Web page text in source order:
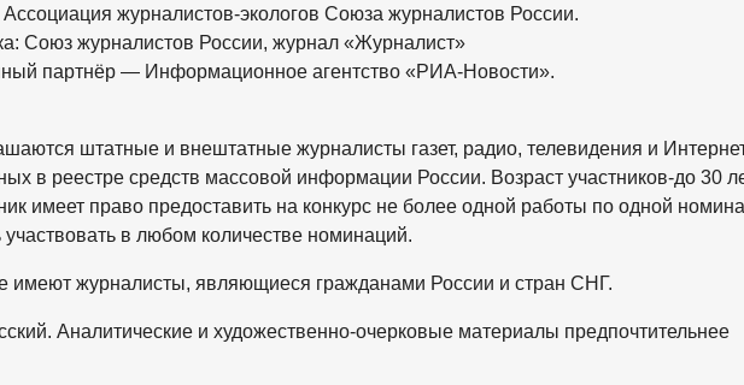
журналистов-экологов Союза журналистов России.
Союз журналистов России, журнал «Журналист»
партнёр — Информационное агентство «РИА-Новости».
штатные и внештатные журналисты газет, радио, телевидения и
в реестре средств массовой информации России. Возраст участников-до 30
имеет право предоставить на конкурс не более одной работы по одной
в любом количестве номинаций.
имеют журналисты, являющиеся гражданами России и стран СНГ.
Аналитические и художественно-очерковые материалы предпочтительнее